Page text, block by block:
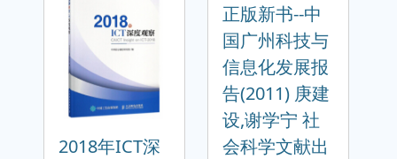
2018年ICT深
正版新书--中
国广州科技与
信息化发展报
告(2011) 庚建
设,谢学宁 社
会科学文献出